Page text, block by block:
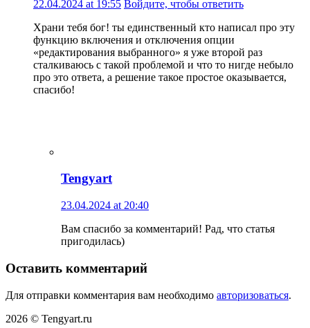
22.04.2024 at 19:55 Войдите, чтобы ответить
Храни тебя бог! ты единственный кто написал про эту
функцию включения и отключения опции
«редактирования выбранного» я уже второй раз
сталкиваюсь с такой проблемой и что то нигде небыло
про это ответа, а решение такое простое оказывается,
спасибо!
Tengyart
23.04.2024 at 20:40
Вам спасибо за комментарий! Рад, что статья
пригодилась)
Оставить комментарий
Для отправки комментария вам необходимо авторизоваться.
2026 © Tengyart.ru